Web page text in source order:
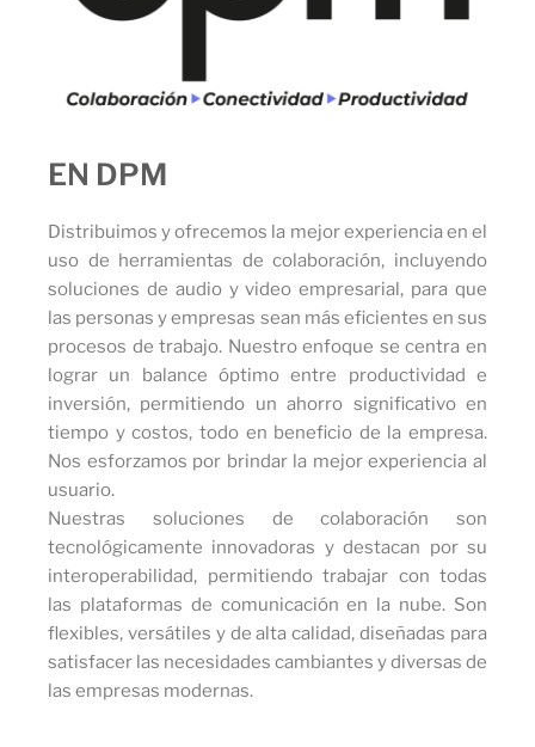
EN DPM
Distribuimos y ofrecemos la mejor experiencia en el
uso de herramientas de colaboración, incluyendo
soluciones de audio y video empresarial, para que
las personas y empresas sean más eficientes en sus
procesos de trabajo. Nuestro enfoque se centra en
lograr un balance óptimo entre productividad e
inversión, permitiendo un ahorro significativo en
tiempo y costos, todo en beneficio de la empresa.
Nos esforzamos por brindar la mejor experiencia al
usuario.
Nuestras soluciones de colaboración son
tecnológicamente innovadoras y destacan por su
interoperabilidad, permitiendo trabajar con todas
las plataformas de comunicación en la nube. Son
flexibles, versátiles y de alta calidad, diseñadas para
satisfacer las necesidades cambiantes y diversas de
las empresas modernas.